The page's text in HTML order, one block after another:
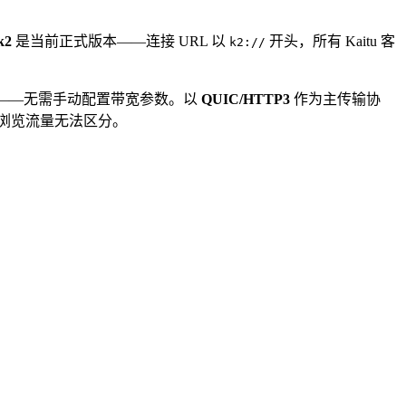
是当前正式版本——连接 URL 以 k2:// 开头，所有 Kaitu 客
无需手动配置带宽参数。以 QUIC/HTTP3 作为主传输协
览流量无法区分。